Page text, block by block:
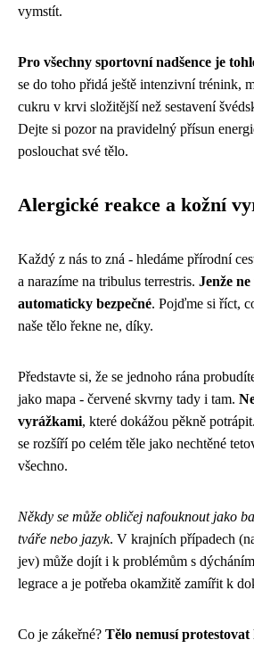
vymstít.
Pro všechny sportovní nadšence je
se do toho přidá ještě intenzivní trénink,
cukru v krvi složitější než sestavení
Dejte si pozor na pravidelný přísun
poslouchat své tělo.
Alergické reakce a kožní
Každý z nás to zná - hledáme přírodní
a narazíme na tribulus terrestris. Jenže
automaticky bezpečné. Pojďme si říct,
naše tělo řekne ne, díky.
Představte si, že se jednoho rána
jako mapa - červené skvrny tady i tam.
vyrážkami, které dokážou pěkně
se rozšíří po celém těle jako nechtěné
všechno.
Někdy se může obličej nafouknout jako
tváře nebo jazyk. V krajních případech
jev) může dojít i k problémům s
legrace a je potřeba okamžitě zamířit k
Co je zákeřné? Tělo nemusí